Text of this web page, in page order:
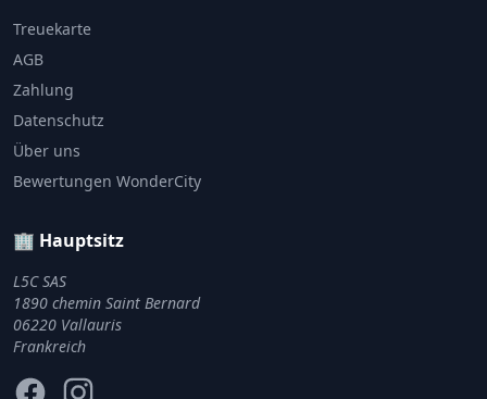
Treuekarte
AGB
Zahlung
Datenschutz
Über uns
Bewertungen WonderCity
🏢 Hauptsitz
L5C SAS
1890 chemin Saint Bernard
06220 Vallauris
Frankreich
FacebookInstagram